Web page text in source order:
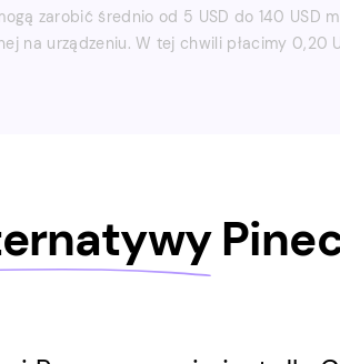
zarobić średnio od 5 USD do 140 USD
na urządzeniu. W tej chwili płacimy 0,20